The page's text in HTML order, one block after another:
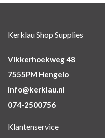
Kerklau Shop Supplies
Vikkerhoekweg 48
7555PM Hengelo
info@kerklau.nl
074-2500756
Klantenservice